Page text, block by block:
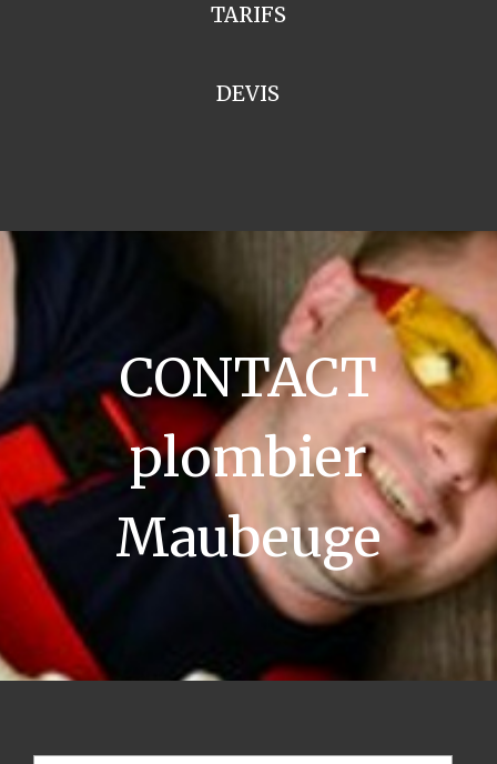
TARIFS
DEVIS
CONTACT
plombier
Maubeuge